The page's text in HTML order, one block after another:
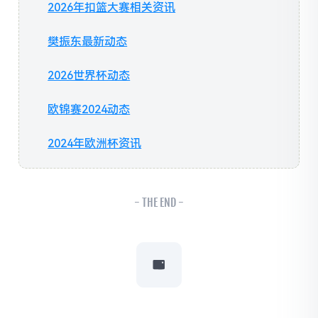
2026年扣篮大赛相关资讯
樊振东最新动态
2026世界杯动态
欧锦赛2024动态
2024年欧洲杯资讯
- THE END -